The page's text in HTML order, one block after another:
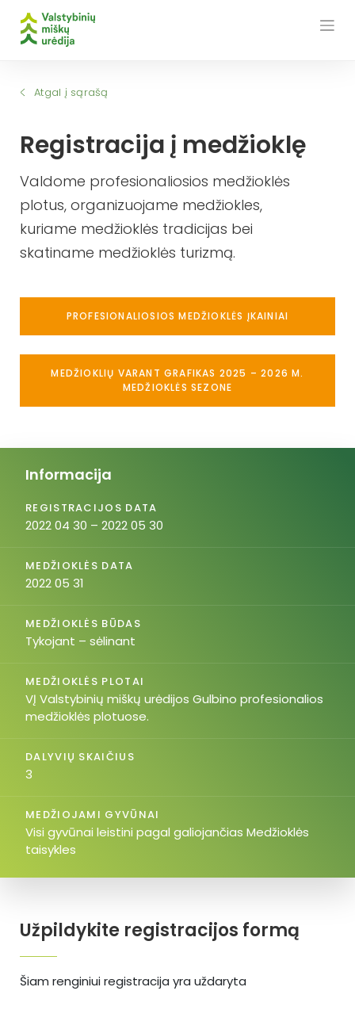
Atgal į sąrašą
Registracija į medžioklę
Valdome profesionaliosios medžioklės
plotus, organizuojame medžiokles,
kuriame medžioklės tradicijas bei
skatiname medžioklės turizmą.
PROFESIONALIOSIOS MEDŽIOKLĖS ĮKAINIAI
MEDŽIOKLIŲ VARANT GRAFIKAS 2025 – 2026 M.
MEDŽIOKLĖS SEZONE
Užpildykite registracijos formą
Šiam renginiui registracija yra uždaryta
Informacija
REGISTRACIJOS DATA
2022 04 30 – 2022 05 30
MEDŽIOKLĖS DATA
2022 05 31
MEDŽIOKLĖS BŪDAS
Tykojant – sėlinant
MEDŽIOKLĖS PLOTAI
VĮ Valstybinių miškų urėdijos Gulbino profesionalios
medžioklės plotuose.
DALYVIŲ SKAIČIUS
3
MEDŽIOJAMI GYVŪNAI
Visi gyvūnai leistini pagal galiojančias Medžioklės
taisykles